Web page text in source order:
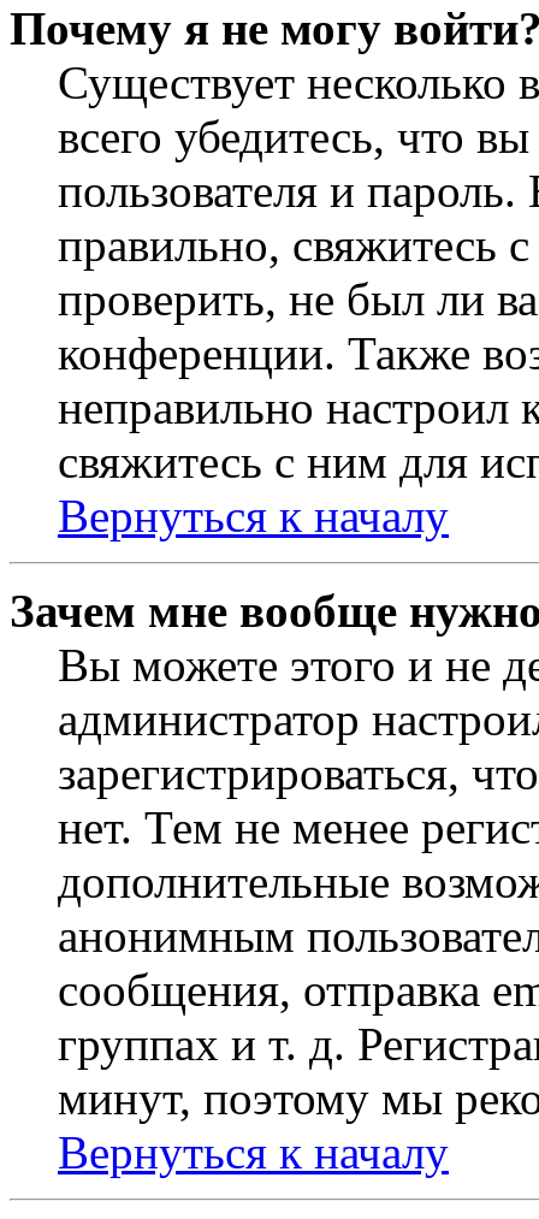
Почему я не могу
Существует
всего убедитесь, что
пользователя и
правильно, свяжитесь
проверить, не был ли
конференции. Также
неправильно
свяжитесь с ним для
Вернуться к началу
Зачем мне вообще
Вы можете этого и не
администратор
зарегистрироваться,
нет. Тем не менее
дополнительные
анонимным
сообщения, отправка
группах и т. д.
минут, поэтому мы
Вернуться к началу